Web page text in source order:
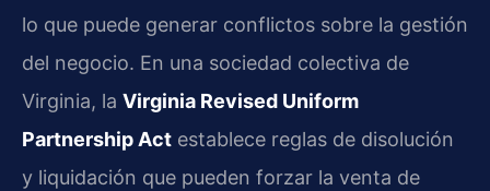
lo que puede generar conflictos sobre la gestión
del negocio. En una sociedad colectiva de
Virginia, la Virginia Revised Uniform
Partnership Act establece reglas de disolución
y liquidación que pueden forzar la venta de